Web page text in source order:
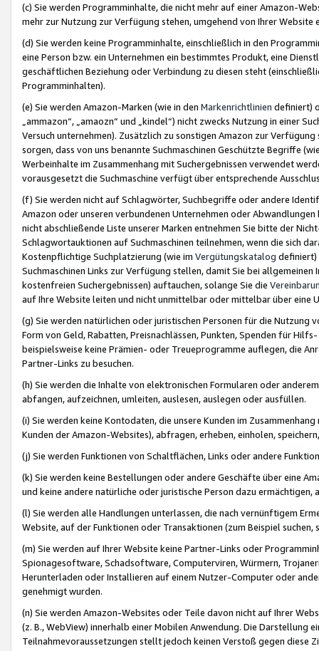
(c) Sie werden Programminhalte, die nicht mehr auf einer Amazon-
mehr zur Nutzung zur Verfügung stehen, umgehend von Ihrer
(d) Sie werden keine Programminhalte, einschließlich in den
eine Person bzw. ein Unternehmen ein bestimmtes Produkt, eine
geschäftlichen Beziehung oder Verbindung zu diesen steht
Programminhalten).
(e) Sie werden Amazon-Marken (wie in den Markenrichtlinien definiert)
„ammazon“, „amaozn“ und „kindel“) nicht zwecks Nutzung in einer
Versuch unternehmen). Zusätzlich zu sonstigen Amazon zur
sorgen, dass von uns benannte Suchmaschinen Geschützte Begriffe
Werbeinhalte im Zusammenhang mit Suchergebnissen verwendet
vorausgesetzt die Suchmaschine verfügt über entsprechende
(f) Sie werden nicht auf Schlagwörter, Suchbegriffe oder andere
Amazon oder unseren verbundenen Unternehmen oder
nicht abschließende Liste unserer Marken entnehmen Sie bitte der
Schlagwortauktionen auf Suchmaschinen teilnehmen, wenn die sich
Kostenpflichtige Suchplatzierung (wie im Vergütungskatalog definiert)
Suchmaschinen Links zur Verfügung stellen, damit Sie bei
kostenfreien Suchergebnissen) auftauchen, solange Sie die
auf Ihre Website leiten und nicht unmittelbar oder mittelbar über eine
(g) Sie werden natürlichen oder juristischen Personen für die Nutzung
Form von Geld, Rabatten, Preisnachlässen, Punkten, Spenden für
beispielsweise keine Prämien- oder Treueprogramme auflegen, die
Partner-Links zu besuchen.
(h) Sie werden die Inhalte von elektronischen Formularen oder
abfangen, aufzeichnen, umleiten, auslesen, auslegen oder ausfüllen.
(i) Sie werden keine Kontodaten, die unsere Kunden im
Kunden der Amazon-Websites), abfragen, erheben, einholen,
(j) Sie werden Funktionen von Schaltflächen, Links oder andere
(k) Sie werden keine Bestellungen oder andere Geschäfte über eine
und keine andere natürliche oder juristische Person dazu
(l) Sie werden alle Handlungen unterlassen, die nach vernünftigem
Website, auf der Funktionen oder Transaktionen (zum Beispiel
(m) Sie werden auf Ihrer Website keine Partner-Links oder
Spionagesoftware, Schadsoftware, Computerviren, Würmern,
Herunterladen oder Installieren auf einem Nutzer-Computer oder
genehmigt wurden.
(n) Sie werden Amazon-Websites oder Teile davon nicht auf Ihrer
(z. B., WebView) innerhalb einer Mobilen Anwendung. Die Darstellung
Teilnahmevoraussetzungen stellt jedoch keinen Verstoß gegen diese